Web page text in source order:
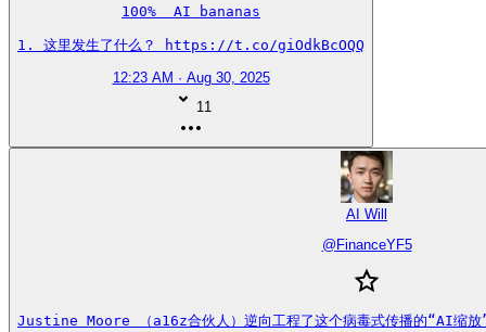
100%  AI bananas
1. 这里发生了什么？ https://t.co/giOdkBcOQQ
12:23 AM · Aug 30, 2025
11
AI Will
@ FinanceYF5
Justine Moore （a16z合伙人）逆向工程了这个病毒式传播的“AI缩放”